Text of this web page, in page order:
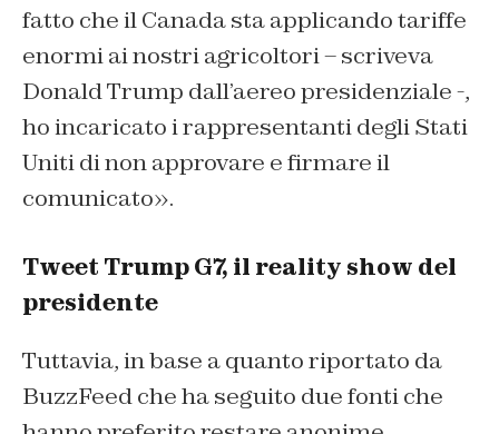
fatto che il Canada sta applicando tariffe
enormi ai nostri agricoltori – scriveva
Donald Trump dall’aereo presidenziale -,
ho incaricato i rappresentanti degli Stati
Uniti di non approvare e firmare il
comunicato».
Tweet Trump G7, il reality show del
presidente
Tuttavia, in base a quanto riportato da
BuzzFeed che ha seguito due fonti che